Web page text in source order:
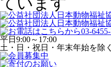
平日 9:00～17:00
土・日・祝日・年末年始を除く